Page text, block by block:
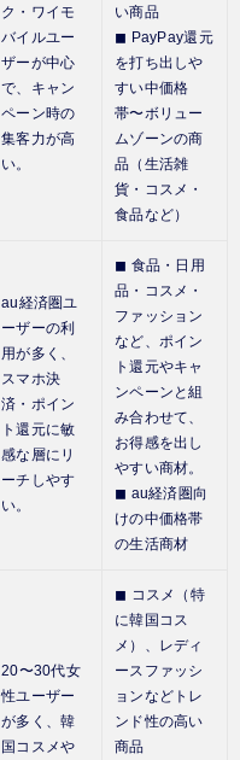
ク・ワイモ
バイルユー
ザーが中心
で、キャン
ペーン時の
集客力が高
い。
い商品
◼︎ PayPay還元
を打ち出しや
すい中価格
帯〜ボリュー
ムゾーンの商
品（生活雑
貨・コスメ・
食品など）
au経済圏ユ
ーザーの利
用が多く、
スマホ決
済・ポイン
ト還元に敏
感な層にリ
ーチしやす
い。
◼︎ 食品・日用
品・コスメ・
ファッション
など、ポイン
ト還元やキャ
ンペーンと組
み合わせて、
お得感を出し
やすい商材。
◼︎ au経済圏向
けの中価格帯
の生活商材
20〜30代女
性ユーザー
が多く、韓
国コスメや
◼︎ コスメ（特
に韓国コス
メ）、レディ
ースファッシ
ョンなどトレ
ンド性の高い
商品